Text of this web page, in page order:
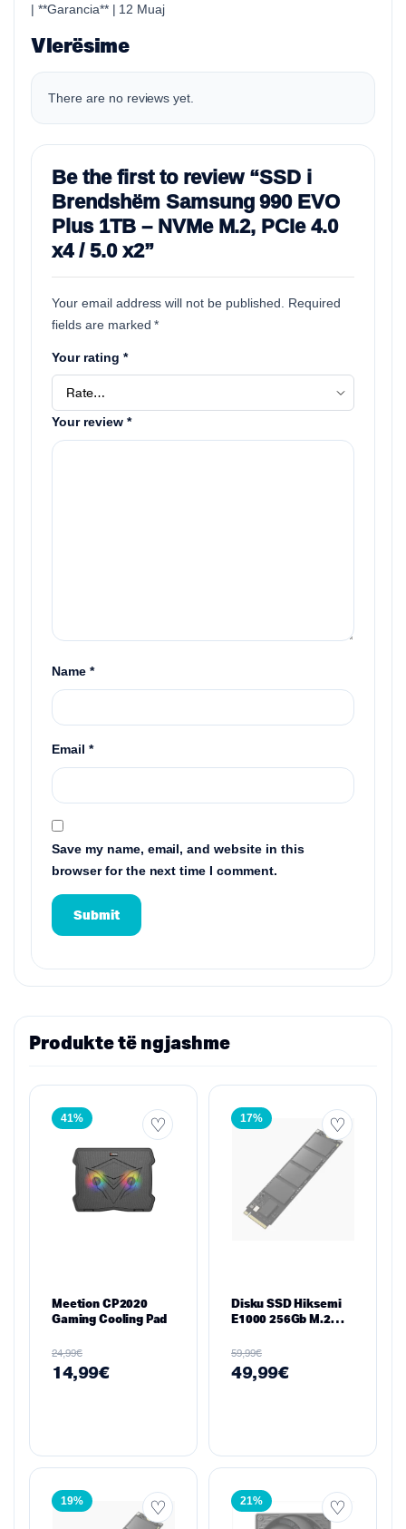
| **Garancia** | 12 Muaj
Vlerësime
There are no reviews yet.
Be the first to review “SSD i
Brendshëm Samsung 990 EVO
Plus 1TB – NVMe M.2, PCIe 4.0
x4 / 5.0 x2”
Your email address will not be published.
Required
fields are marked*
Your rating *
Your review *
Name *
Email *
Save my name, email, and website in this
browser for the next time I comment.
Produkte të ngjashme
41%
Meetion CP2020
Gaming Cooling Pad
24,99€
14,99€
17%
Disku SSD Hiksemi
E1000 256Gb M.2
59,99€
49,99€
19% 21%